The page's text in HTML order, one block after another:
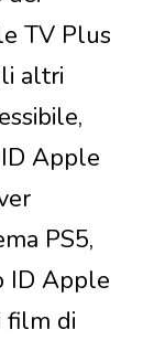
TV Plus
altri
Apple
PS5,
ID Apple
film di